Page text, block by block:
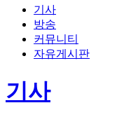
기사
방송
커뮤니티
자유게시판
기사